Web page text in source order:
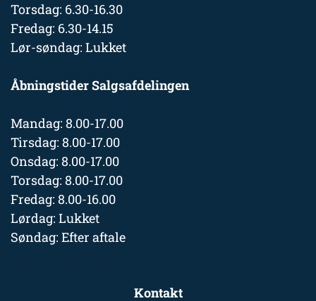
Torsdag: 6.30-16.30
Fredag: 6.30-14.15
Lør-søndag: Lukket
Åbningstider Salgsafdelingen
Mandag: 8.00-17.00
Tirsdag: 8.00-17.00
Onsdag: 8.00-17.00
Torsdag: 8.00-17.00
Fredag: 8.00-16.00
Lørdag: Lukket
Søndag: Efter aftale
Kontakt